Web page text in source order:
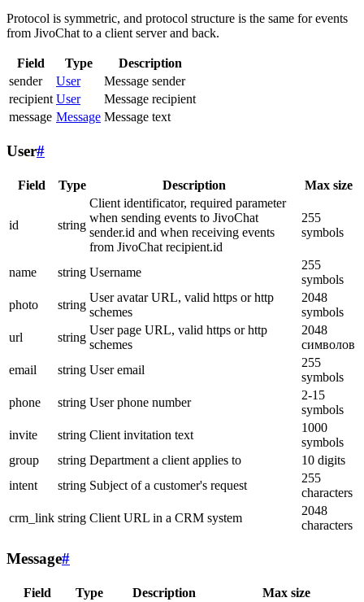
Protocol is symmetric, and protocol structure is the same for events
from JivoChat to a client server and back.
Field Type
Description
sender
User
Message sender
recipient User
Message recipient
message Message Message text
User#
Field Type Description Max size
id string
Client identificator, required parameter
when sending events to JivoChat
sender.id and when receiving events
from JivoChat recipient.id
255
symbols
name string Username
255
symbols
photo
string
User avatar URL, valid https or http
schemes
2048
symbols
url
string
User page URL, valid https or http
schemes
2048
символов
email
string User email
255
symbols
phone
string User phone number
2-15
symbols
invite
string Client invitation text
1000
symbols
group
string Department a client applies to
10 digits
intent
string Subject of a customer's request
255
characters
crm_link string Client URL in a CRM system
2048
characters
Message#
Field Type Description Max size